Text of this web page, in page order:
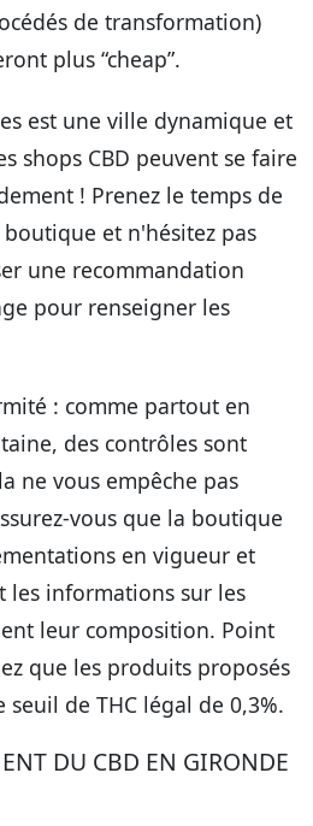
de transformation)
plus “cheap”.
est une ville dynamique et
shops CBD peuvent se faire
! Prenez le temps de
et n'hésitez pas
une recommandation
pour renseigner les
: comme partout en
des contrôles sont
ne vous empêche pas
vous que la boutique
en vigueur et
les informations sur les
leur composition. Point
que les produits proposés
de THC légal de 0,3%.
DU CBD EN GIRONDE